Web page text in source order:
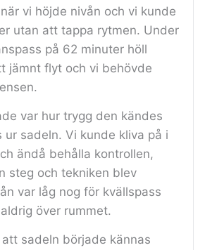
vi höjde nivån och vi kunde
utan att tappa rytmen. Under
på 62 minuter höll
jämnt flyt och vi behövde
var hur trygg den kändes
ur sadeln. Vi kunde kliva på i
ändå behålla kontrollen,
steg och tekniken blev
var låg nog för kvällspass
över rummet.
sadeln började kännas